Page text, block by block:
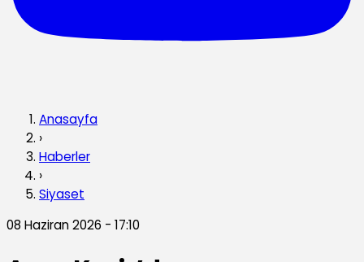
Anasayfa
›
Haberler
›
Siyaset
08 Haziran 2026 - 17:10